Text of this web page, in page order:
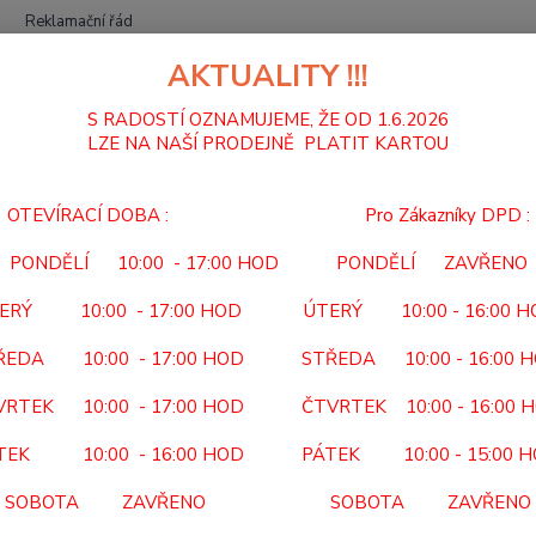
Reklamační řád
INVALIDNÍ ODLEHČENÝ
Kód
AKTUALITY !!!
S RADOSTÍ OZNAMUJEME, ŽE OD 1.6.2026
LZE NA NAŠÍ PRODEJNĚ PLATIT KARTOU
OTEVÍRACÍ DOBA : Pro Zákazníky DPD :
PONDĚLÍ 10:00 - 17:00 HOD PONDĚLÍ ZAVŘENO
10:00 - 17:00 HOD ÚTERÝ 10:00 - 16:00
10:00 - 17:00 HOD STŘEDA 10:00 - 16:00
10:00 - 17:00 HOD ČTVRTEK 10:00 - 16:00
10:00 - 16:00 HOD PÁTEK 10:00 - 15:00
SOBOTA ZAVŘENO SOBOTA ZAVŘENO